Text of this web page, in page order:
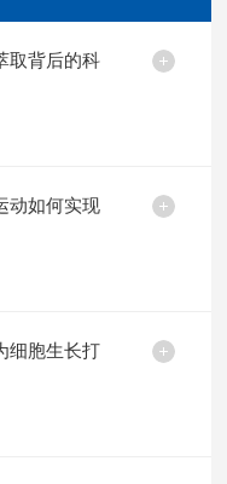
取背后的科
动如何实现
细胞生长打